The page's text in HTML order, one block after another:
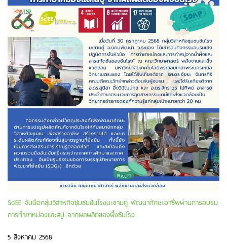
SciEE จับมือกลุ่มวิสาหกิจชุมชนชันโรงมะขามคู่ พัฒนาทักษะอาชีพผ่านการอบรม
การทำยาหม่องและสบู่ จากผลผลิตของผึ้งชันโรง
5 สิงหาคม 2568